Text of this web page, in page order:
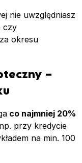
nie uwzględniasz
czy
okresu
–
co najmniej 20%
przy kredycie
na min. 100